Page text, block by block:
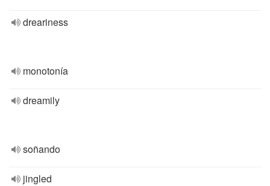
dreariness
monotonía
dreamily
soñando
jingled